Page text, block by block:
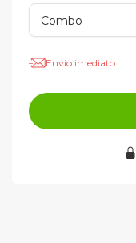
Envio imediato